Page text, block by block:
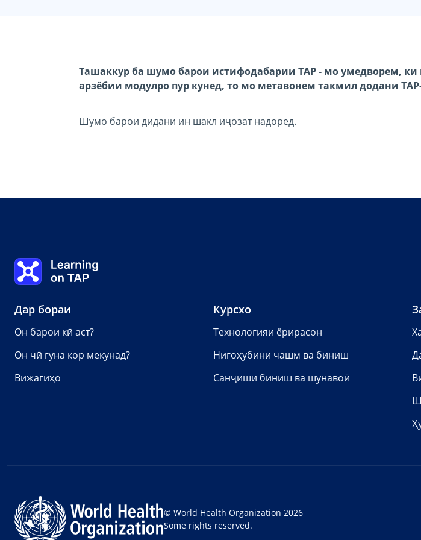
Ташаккур ба шумо барои истифодабарии TAP - мо умедворем,
арзёбии модулро пур кунед, то мо метавонем такмил додани
Шумо барои дидани ин шакл иҷозат надоред.
Learning on TAP - Хона
Дар бораи
Он барои кӣ аст?
Он чӣ гуна кор мекунад?
Вижагиҳо
Курсхо
Технологияи ёрирасон
Нигоҳубини чашм ва биниш
Санҷиши биниш ва шунавоӣ
© World Health Organization 2026
Some rights reserved.